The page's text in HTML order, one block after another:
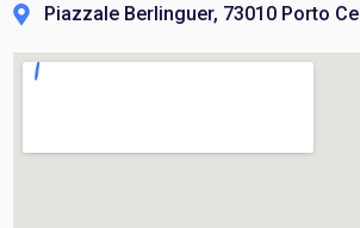
Piazzale Berlinguer, 73010 Porto